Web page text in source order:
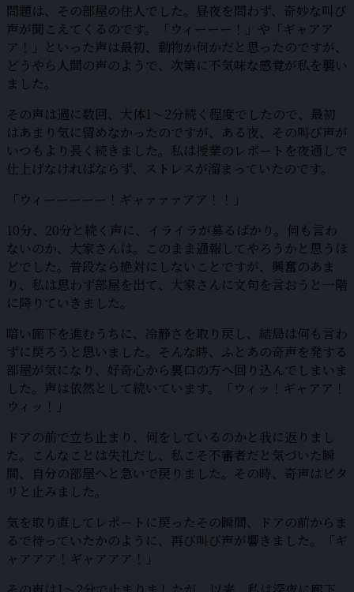
問題は、その部屋の住人でした。昼夜を問わず、奇妙な叫び
声が聞こえてくるのです。「ウィーーー！」や「ギャアア
ア！」といった声は最初、動物か何かだと思ったのですが、
どうやら人間の声のようで、次第に不気味な感覚が私を襲い
ました。
その声は週に数回、大体1〜2分続く程度でしたので、最初
はあまり気に留めなかったのですが、ある夜、その叫び声が
いつもより長く続きました。私は授業のレポートを夜通しで
仕上げなければならず、ストレスが溜まっていたのです。
「ウィーーーーー！ギャァァァアア！！」
10分、20分と続く声に、イライラが募るばかり。何も言わ
ないのか、大家さんは。このまま通報してやろうかと思うほ
どでした。普段なら絶対にしないことですが、興奮のあま
り、私は思わず部屋を出て、大家さんに文句を言おうと一階
に降りていきました。
暗い廊下を進むうちに、冷静さを取り戻し、結局は何も言わ
ずに戻ろうと思いました。そんな時、ふとあの奇声を発する
部屋が気になり、好奇心から裏口の方へ回り込んでしまいま
した。声は依然として続いています。「ウィッ！ギャアア！
ウィッ！」
ドアの前で立ち止まり、何をしているのかと我に返りまし
た。こんなことは失礼だし、私こそ不審者だと気づいた瞬
間、自分の部屋へと急いで戻りました。その時、奇声はピタ
リと止みました。
気を取り直してレポートに戻ったその瞬間、ドアの前からま
るで待っていたかのように、再び叫び声が響きました。「ギ
ャアアア！ギャアアア！」